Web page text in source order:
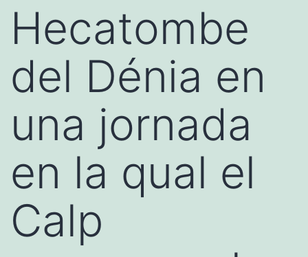
Hecatombe
del Dénia en
una jornada
en la qual el
Calp